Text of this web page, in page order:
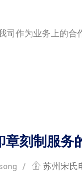
司作为业务上的
章刻制服务
苏州宋氏